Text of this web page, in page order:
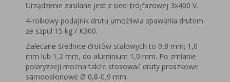
Urządzenie zasilane jest z sieci trójfazowej 3x400 V.
4-rolkowy podajnik drutu umożliwia spawania drutem
ze szpul 15 kg / K300.
Zalecane średnice drutów stalowych to 0,8 mm; 1,0
mm lub 1,2 mm, do aluminium 1,0 mm. Po zmianie
polaryzacji można także stosować druty proszkowe
samoosłonowe Ø 0,8-0,9 mm.